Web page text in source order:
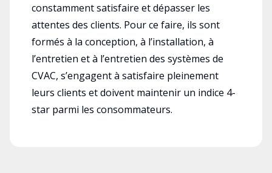
constamment satisfaire et dépasser les
attentes des clients. Pour ce faire, ils sont
formés à la conception, à l’installation, à
l’entretien et à l’entretien des systèmes de
CVAC, s’engagent à satisfaire pleinement
leurs clients et doivent maintenir un indice 4-
star parmi les consommateurs.